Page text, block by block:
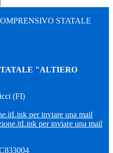
STATALE
"ALTIERO
(FI)
Link per inviare una mail
Link per inviare una mail